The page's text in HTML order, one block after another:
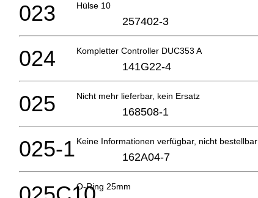
Hülse 10
023 257402-3
Kompletter Controller DUC353 A
024 141G22-4
Nicht mehr lieferbar, kein Ersatz
025 168508-1
Keine Informationen verfügbar, nicht bestellbar
025-1 162A04-7
O-Ring 25mm